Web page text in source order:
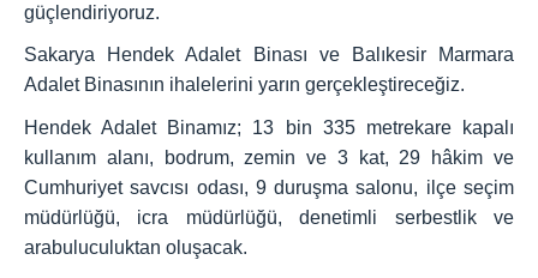
güçlendiriyoruz.
Sakarya Hendek Adalet Binası ve Balıkesir Marmara
Adalet Binasının ihalelerini yarın gerçekleştireceğiz.
Hendek Adalet Binamız; 13 bin 335 metrekare kapalı
kullanım alanı, bodrum, zemin ve 3 kat, 29 hâkim ve
Cumhuriyet savcısı odası, 9 duruşma salonu, ilçe seçim
müdürlüğü, icra müdürlüğü, denetimli serbestlik ve
arabuluculuktan oluşacak.